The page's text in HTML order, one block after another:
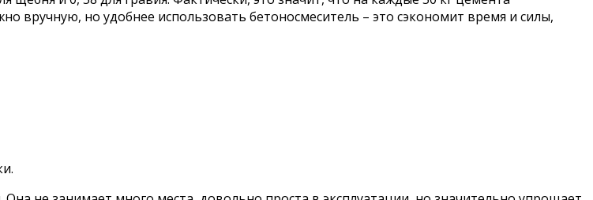
но удобнее использовать бетоносмеситель – это сэкономит время и силы,